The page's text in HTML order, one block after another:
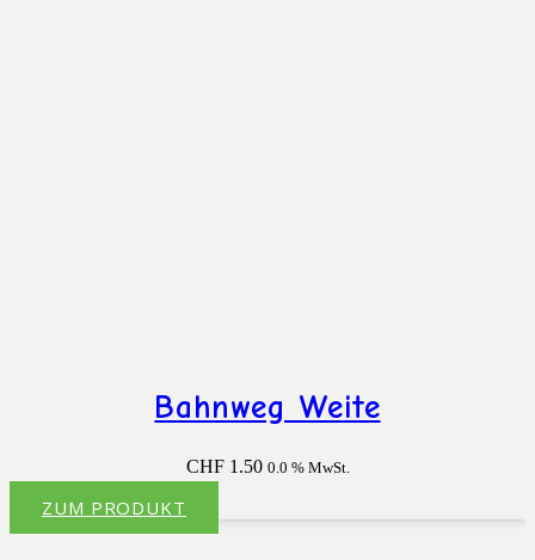
Bahnweg Weite
CHF1.50 0.0 % MwSt.
ZUM PRODUKT